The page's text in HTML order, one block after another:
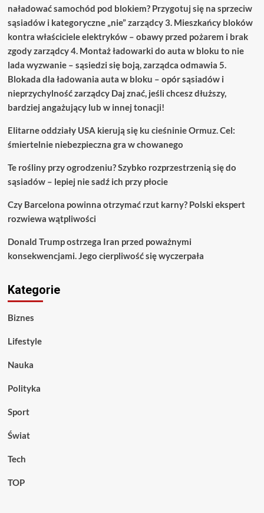
naładować samochód pod blokiem? Przygotuj się na sprzeciw
sąsiadów i kategoryczne „nie” zarządcy 3. Mieszkańcy bloków
kontra właściciele elektryków – obawy przed pożarem i brak
zgody zarządcy 4. Montaż ładowarki do auta w bloku to nie
lada wyzwanie – sąsiedzi się boją, zarządca odmawia 5.
Blokada dla ładowania auta w bloku – opór sąsiadów i
nieprzychylność zarządcy Daj znać, jeśli chcesz dłuższy,
bardziej angażujący lub w innej tonacji!
Elitarne oddziały USA kierują się ku cieśninie Ormuz. Cel:
śmiertelnie niebezpieczna gra w chowanego
Te rośliny przy ogrodzeniu? Szybko rozprzestrzenią się do
sąsiadów – lepiej nie sadź ich przy płocie
Czy Barcelona powinna otrzymać rzut karny? Polski ekspert
rozwiewa wątpliwości
Donald Trump ostrzega Iran przed poważnymi
konsekwencjami. Jego cierpliwość się wyczerpała
Kategorie
Biznes
Lifestyle
Nauka
Polityka
Sport
Świat
Tech
TOP